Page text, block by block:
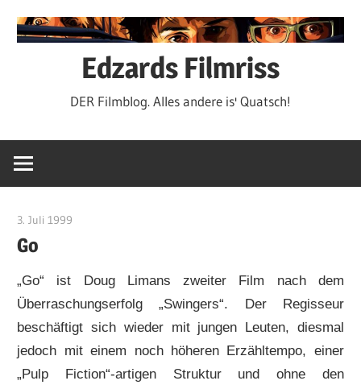
Inhalt
Edzards Filmriss
DER Filmblog. Alles andere is' Quatsch!
3. Juli 1999
Go
„Go“ ist Doug Limans zweiter Film nach dem
Überraschungserfolg „Swingers“. Der Regisseur
beschäftigt sich wieder mit jungen Leuten, diesmal
jedoch mit einem noch höheren Erzähltempo, einer
„Pulp Fiction“-artigen Struktur und ohne den